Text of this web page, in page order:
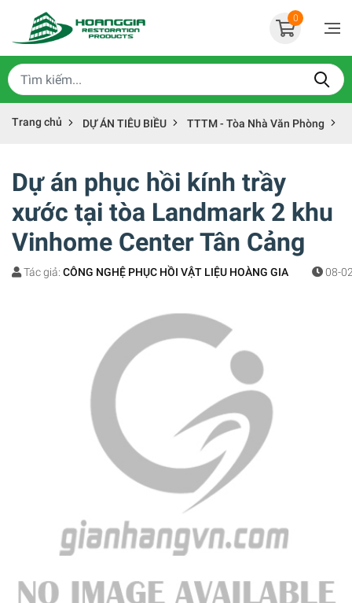
0
Trang chủ DỰ ÁN TIÊU BIỀU TTTM - Tòa Nhà Văn Phòng
Dự án phục hồi kính trầy
xước tại tòa Landmark 2 khu
Vinhome Center Tân Cảng
Tác giả: CÔNG NGHỆ PHỤC HỒI VẬT LIỆU HOÀNG GIA 08-